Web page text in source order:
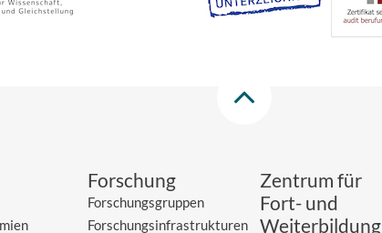
Forschung
Forschungsgruppen
Forschungsinfrastrukturen
Zentrum für
Fort- und
Weiterbildung